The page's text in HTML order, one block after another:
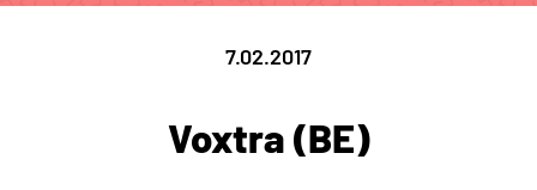
7.02.2017
Voxtra (BE)